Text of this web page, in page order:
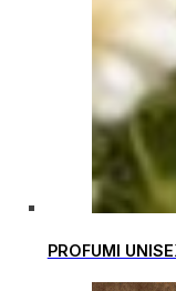
PROFUMI